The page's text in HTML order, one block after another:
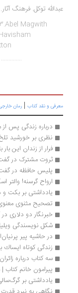
توکل. فرهنگ آثار. سروش
3.Abel Magwith
7.Havisham
Lytton
...............
و نقد کتاب|رمان خارجی|چارلز
درباره زندگی پس از مرگ
نظری بر خورشید تلخ |
فرار از زندان این بار با
ثروت مشترک در گفت‌وگو
پلیس حافظه در گفت‌وگو با
ارواح گرسنه! والتر اسکات ۲۰۲۴ را بردند
یادداشتی بر بکت و دریدا |
تصحیح مثنوی معنوی در
خبرنگار دو دلاری در
شکل نویسندگی ویلیام اس
در حاشیه پیر
زندگی كوتاه ایساك بابل
سه کتاب درباره زائران
پیرامون خانم کتاب |
یادداشتی بر گرگ‌سالی |